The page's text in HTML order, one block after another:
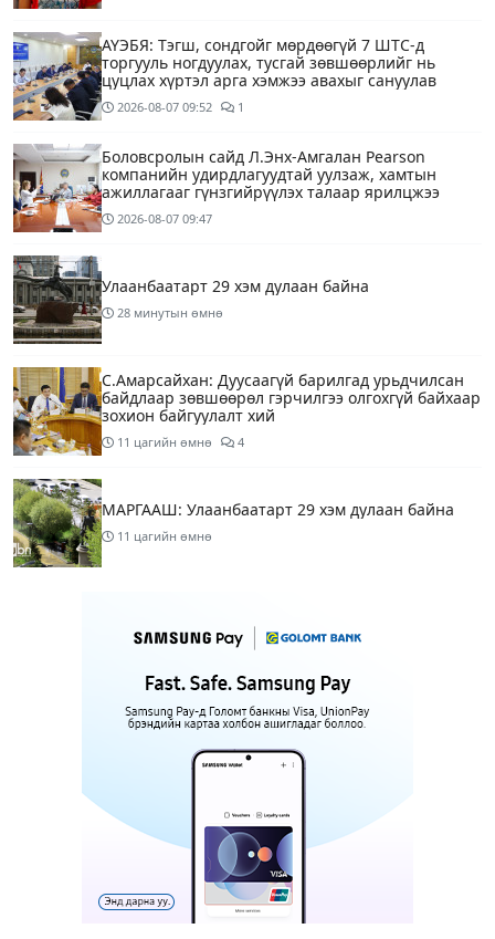
АҮЭБЯ: Тэгш, сондгойг мөрдөөгүй 7 ШТС-д
торгууль ногдуулах, тусгай зөвшөөрлийг нь
цуцлах хүртэл арга хэмжээ авахыг сануулав
2026-08-07 09:52 1
Боловсролын сайд Л.Энх-Амгалан Pearson
компанийн удирдлагуудтай уулзаж, хамтын
ажиллагааг гүнзгийрүүлэх талаар ярилцжээ
2026-08-07 09:47
Улаанбаатарт 29 хэм дулаан байна
28 минутын өмнө
С.Амарсайхан: Дуусаагүй барилгад урьдчилсан
байдлаар зөвшөөрөл гэрчилгээ олгохгүй байхаар
зохион байгуулалт хий
11 цагийн өмнө 4
МАРГААШ: Улаанбаатарт 29 хэм дулаан байна
11 цагийн өмнө
ажиллагаагаа өргөжүүлнэ
Б.Дашпүрэв: Орон нутгийн иргэд намрын ургац
хураалт, хадлантай холбоотой ШТС-уудаар
зөөврийн саваар автобензин авч болно
Дуучин A Cool буюу Б.Анхбаяр Төв цэнгэлдэх
хүрээлэнгийн Үйл ажиллагаа, олон нийтийн
тоглолт хариуцсан захирлаар томилогджээ
14 цагийн өмнө 9